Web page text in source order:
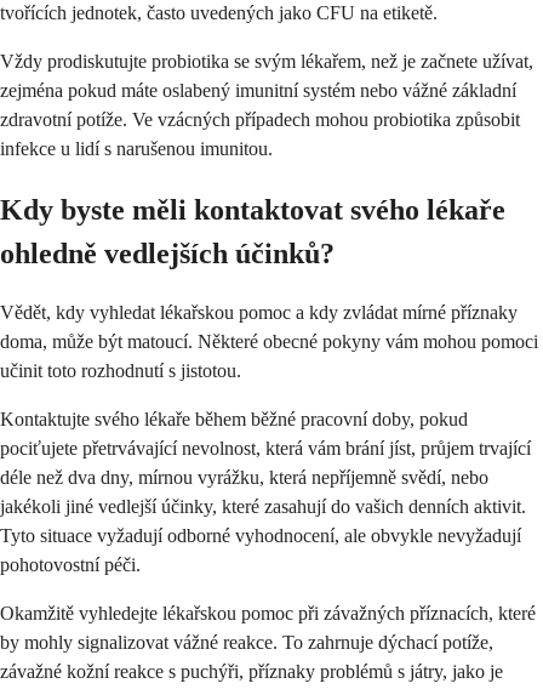
tvořících jednotek, často uvedených jako CFU na etiketě.
Vždy prodiskutujte probiotika se svým lékařem, než je začnete užívat,
zejména pokud máte oslabený imunitní systém nebo vážné základní
zdravotní potíže. Ve vzácných případech mohou probiotika způsobit
infekce u lidí s narušenou imunitou.
Kdy byste měli kontaktovat svého lékaře
ohledně vedlejších účinků?
Vědět, kdy vyhledat lékařskou pomoc a kdy zvládat mírné příznaky
doma, může být matoucí. Některé obecné pokyny vám mohou pomoci
učinit toto rozhodnutí s jistotou.
Kontaktujte svého lékaře během běžné pracovní doby, pokud
pociťujete přetrvávající nevolnost, která vám brání jíst, průjem trvající
déle než dva dny, mírnou vyrážku, která nepříjemně svědí, nebo
jakékoli jiné vedlejší účinky, které zasahují do vašich denních aktivit.
Tyto situace vyžadují odborné vyhodnocení, ale obvykle nevyžadují
pohotovostní péči.
Okamžitě vyhledejte lékařskou pomoc při závažných příznacích, které
by mohly signalizovat vážné reakce. To zahrnuje dýchací potíže,
závažné kožní reakce s puchýři, příznaky problémů s játry, jako je